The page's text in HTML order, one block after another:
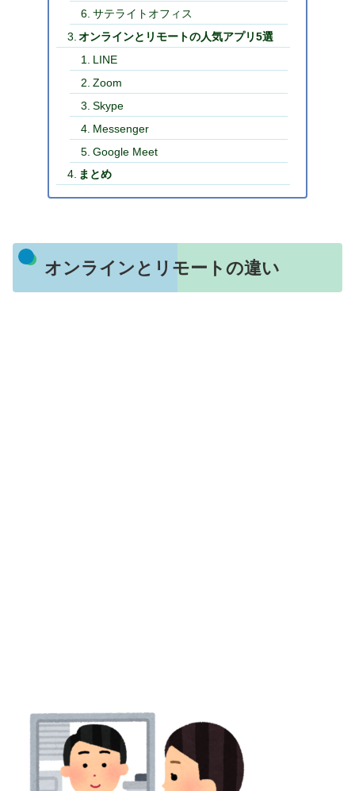
サテライトオフィス
オンラインとリモートの人気アプリ5選
LINE
Zoom
Skype
Messenger
Google Meet
まとめ
オンラインとリモートの違い